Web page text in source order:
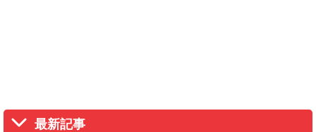
最新記事